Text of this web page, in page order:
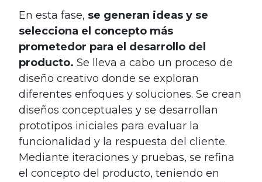
En esta fase, se generan ideas y se
selecciona el concepto más
prometedor para el desarrollo del
producto. Se lleva a cabo un proceso de
diseño creativo donde se exploran
diferentes enfoques y soluciones. Se crean
diseños conceptuales y se desarrollan
prototipos iniciales para evaluar la
funcionalidad y la respuesta del cliente.
Mediante iteraciones y pruebas, se refina
el concepto del producto, teniendo en